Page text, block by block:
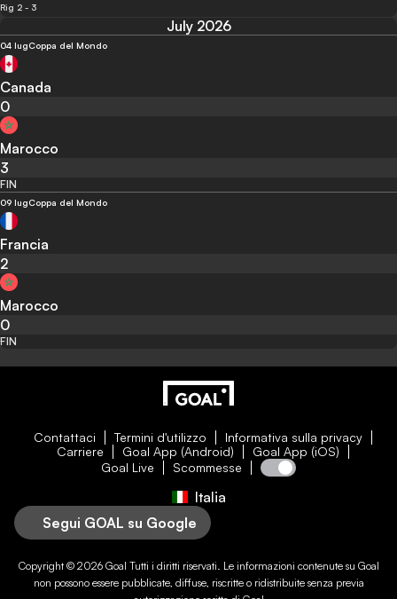
Rig 2 - 3
July 2026
04 lugCoppa del Mondo
Canada
0
Marocco
3
FIN
09 lugCoppa del Mondo
Francia
2
Marocco
0
FIN
Contattaci Termini d'utilizzo
Informativa sulla privacy
Carriere
Goal App (Android)
Goal App (iOS)
Goal Live
Scommesse
Italia
Segui GOAL su Google
Copyright © 2026 Goal Tutti i diritti riservati. Le informazioni contenute su Goal
non possono essere pubblicate, diffuse, riscritte o ridistribuite senza previa